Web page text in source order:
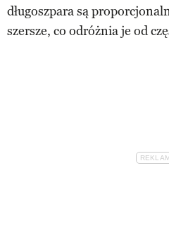
długoszpara są
szersze, co odróżnia je od